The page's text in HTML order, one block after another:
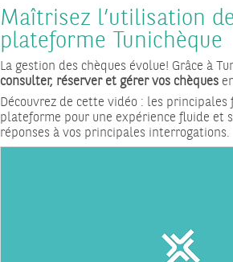
Maîtrisez l’utilisation
plateforme Tunichèque
La gestion des chèques évolue! Grâce à
consulter, réserver et gérer vos chèques
Découvrez de cette vidéo : les
plateforme pour une expérience fluide et
réponses à vos principales interrogations.